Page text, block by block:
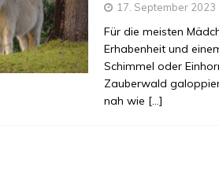
17. September 2023
Für die meisten
Erhabenheit und
Schimmel oder
Zauberwald
nah wie […]